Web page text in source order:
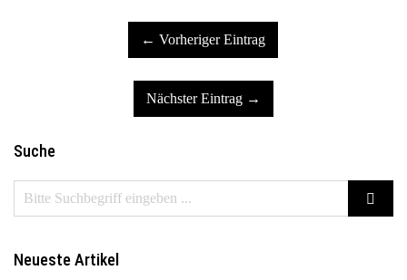
← Vorheriger Eintrag
Nächster Eintrag →
Suche
Neueste Artikel